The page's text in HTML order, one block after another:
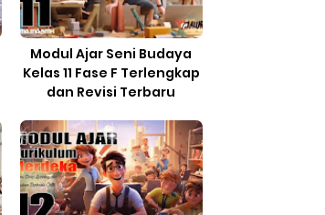
Modul Ajar Seni Budaya
Kelas 11 Fase F Terlengkap
dan Revisi Terbaru